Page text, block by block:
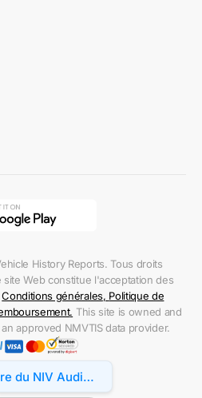
du NIV Audi
History Reports. Tous droits
Web constitue l'acceptation des
Conditions générales, Politique de
. This site is owned and
approved NMVTIS data provider.
Accessibility